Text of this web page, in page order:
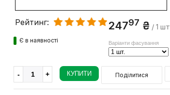
Рейтинг:
Є в наявності
24797 ₴ / 1 шт
Варіанти фасування
КУПИТИ Поділитися